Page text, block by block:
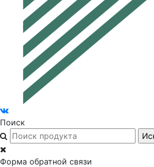
Поиск
Форма обратной связи